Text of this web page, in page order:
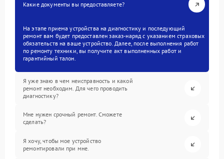
Какие документы вы предоставляете?
На этапе приема устройства на диагностику и последующий
ремонт вам будет предоставлен заказ-наряд с указанием страховых
обязательств на ваше устройство. Далее, после выполнения работ
по ремонту техники, вы получите акт выполненных работ и
гарантийный талон.
Я уже знаю в чем неисправность и какой
ремонт необходим. Для чего проводить
диагностику?
Мне нужен срочный ремонт. Сможете
сделать?
Я хочу, чтобы мое устройство
ремонтировали при мне.